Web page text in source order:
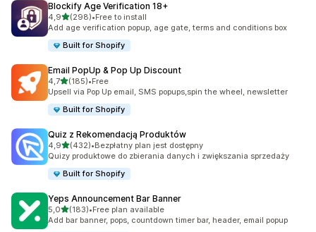
Blockify Age Verification 18+
4,9na 5 gwiazdek
(298)
Łączna liczba recenzji: 298
•Free to install
Add age verification popup, age gate, terms and conditions box
Built for Shopify
Email PopUp & Pop Up Discount
4,7na 5 gwiazdek
(185)
Łączna liczba recenzji: 185
•Free
Upsell via Pop Up email, SMS popups,spin the wheel, newsletter
Built for Shopify
Quiz z Rekomendacją Produktów
4,9na 5 gwiazdek
(432)
Łączna liczba recenzji: 432
•Bezpłatny plan jest dostępny
Quizy produktowe do zbierania danych i zwiększania sprzedaży
Built for Shopify
Yeps Announcement Bar Banner
5,0na 5 gwiazdek
(183)
Łączna liczba recenzji: 183
•Free plan available
Add bar banner, pops, countdown timer bar, header, email popup